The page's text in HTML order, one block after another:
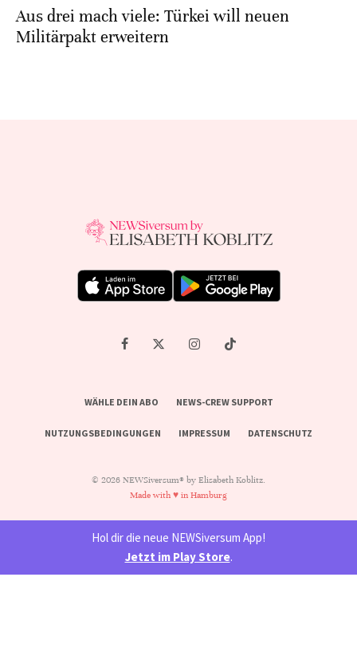
Aus drei mach viele: Türkei will neuen
Militärpakt erweitern
WÄHLE DEIN ABO NEWS-CREW SUPPORT
NUTZUNGSBEDINGUNGEN IMPRESSUM DATENSCHUTZ
© 2026 NEWSiversum® by Elisabeth Koblitz.
Made with ♥ in Hamburg
Hol dir die neue NEWSiversum App!
Jetzt im Play Store.